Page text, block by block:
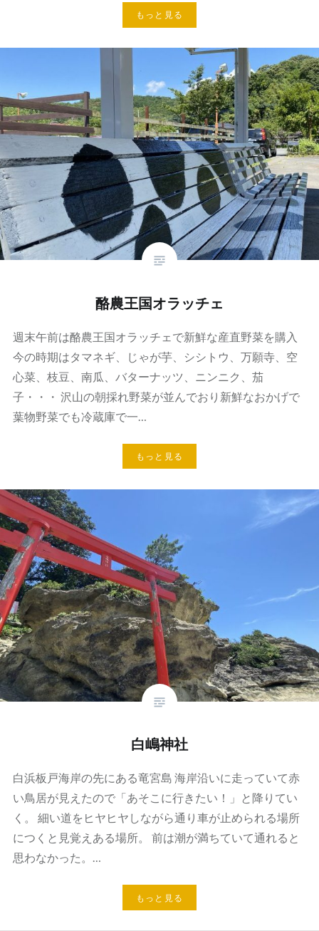
もっと見る
酪農王国オラッチェ
週末午前は酪農王国オラッチェで新鮮な産直野菜を購入
今の時期はタマネギ、じゃが芋、シシトウ、万願寺、空
心菜、枝豆、南瓜、バターナッツ、ニンニク、茄
子・・・ 沢山の朝採れ野菜が並んでおり新鮮なおかげで
葉物野菜でも冷蔵庫で一…
もっと見る
白嶋神社
白浜板戸海岸の先にある竜宮島 海岸沿いに走っていて赤
い鳥居が見えたので「あそこに行きたい！」と降りてい
く。 細い道をヒヤヒヤしながら通り車が止められる場所
につくと見覚えある場所。 前は潮が満ちていて通れると
思わなかった。…
もっと見る